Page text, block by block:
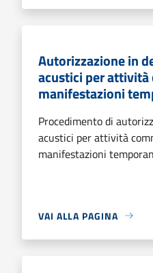
Autorizzazione in
acustici per attività
manifestazioni
Procedimento di
acustici per attività
manifestazioni
VAI ALLA PAGINA